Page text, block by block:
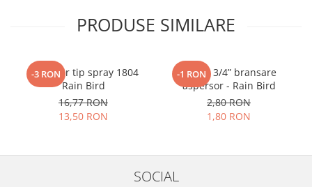
PRODUSE SIMILARE
-3 RON
Aspersor tip spray 1804
Rain Bird
16,77 RON
13,50 RON
-1 RON
Cot FE 3/4” bransare
aspersor - Rain Bird
2,80 RON
1,80 RON
SOCIAL